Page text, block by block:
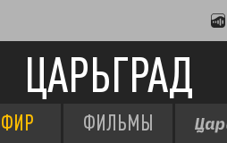
ЦАРЬГРАД
ФИЛЬМЫ